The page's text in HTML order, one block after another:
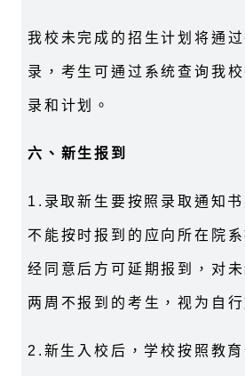
我校未完成的招生计划将通
录，考生可通过系统查询我
录和计划。
六 、新生报到
1.录取新生要按照录取通知书
不能按时报到的应向所在院系
经同意后方可延期报到，对
两周不报到的考生，视为自
2.新生入校后，学校按照教